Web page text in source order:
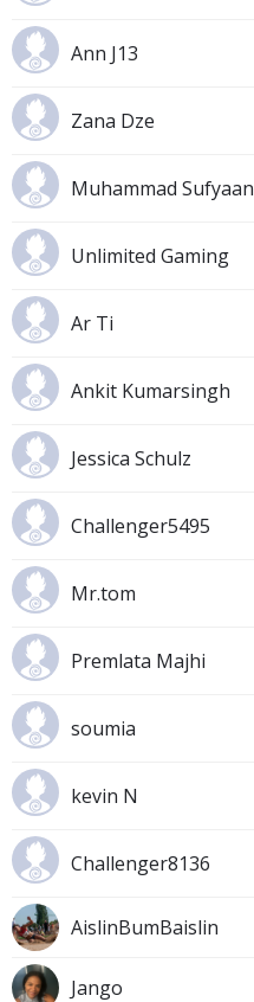
Ann J13
Zana Dze
Muhammad Sufyaan
Unlimited Gaming
Ar Ti
Ankit Kumarsingh
Jessica Schulz
Challenger5495
Mr.tom
Premlata Majhi
soumia
kevin N
Challenger8136
AislinBumBaislin
Jango